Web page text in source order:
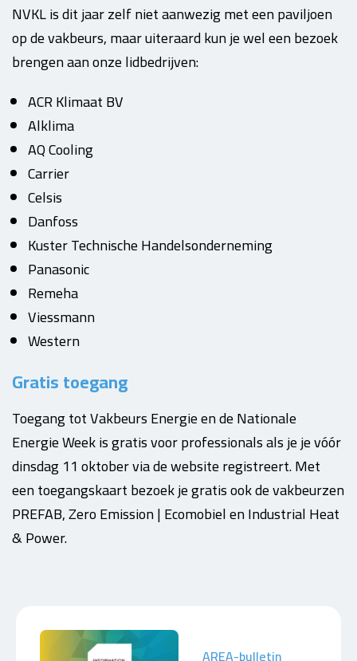
NVKL is dit jaar zelf niet aanwezig met een paviljoen
op de vakbeurs, maar uiteraard kun je wel een bezoek
brengen aan onze lidbedrijven:
ACR Klimaat BV
Alklima
AQ Cooling
Carrier
Celsis
Danfoss
Kuster Technische Handelsonderneming
Panasonic
Remeha
Viessmann
Western
Gratis toegang
Toegang tot Vakbeurs Energie en de Nationale
Energie Week is gratis voor professionals als je je vóór
dinsdag 11 oktober via de website registreert. Met
een toegangskaart bezoek je gratis ook de vakbeurzen
PREFAB, Zero Emission | Ecomobiel en Industrial Heat
& Power.
AREA-bulletin